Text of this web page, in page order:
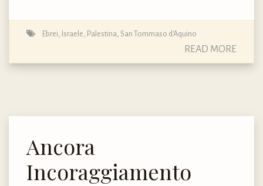
Ebrei Israele Palestina San Tommaso d'Aquino
READ MORE
Ancora
Incoraggiamento